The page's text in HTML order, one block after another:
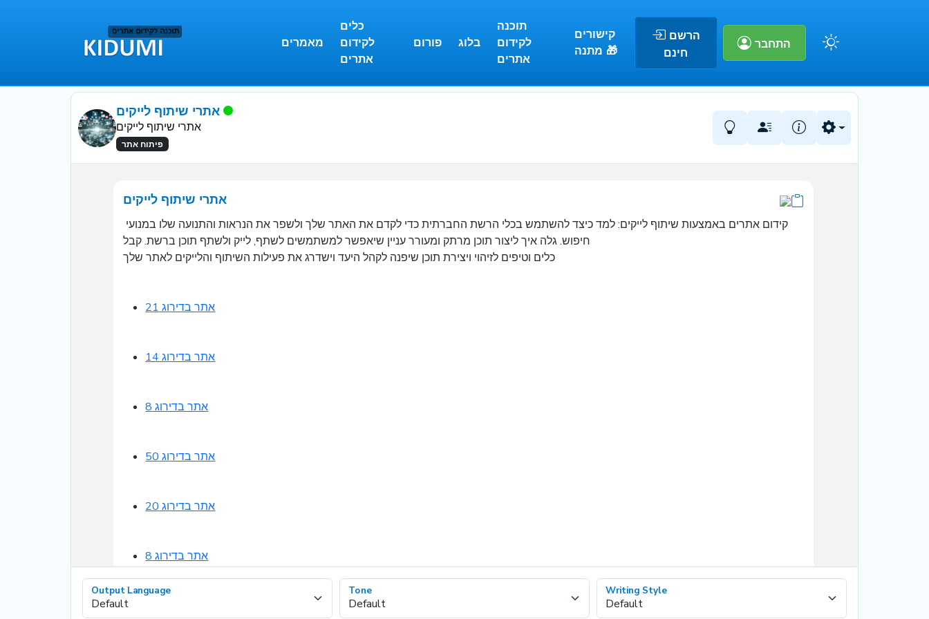
מאמרים
כלים
לקידום
אתרים
פורום בלוג
תוכנה
לקידום
אתרים
קישורים
מתנה 🎁
הרשם
חינם
התחבר
אתרי שיתוף לייקים
פיתוח אתר
אתרי שיתוף לייקים
חיפוש. גלה איך ליצור תוכן מרתק ומעורר עניין שיאפשר למשתמשים לשתף, לייק ולשתף תוכן ברשת. קבל
אתר בדירוג 21
אתר בדירוג 14
אתר בדירוג 8
אתר בדירוג 50
אתר בדירוג 20
אתר בדירוג 8
Output Language Tone Writing Style